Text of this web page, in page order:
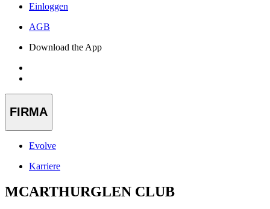
Einloggen
AGB
Download the App
FIRMA
Evolve
Karriere
MCARTHURGLEN CLUB